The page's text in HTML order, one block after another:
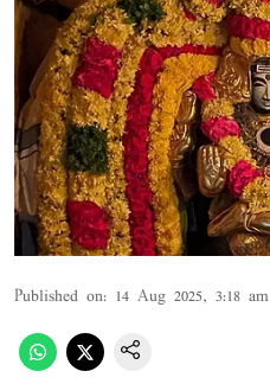
Published on: 14 Aug 2025, 3:18 am